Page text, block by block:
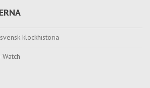
klockhistoria